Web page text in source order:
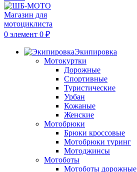
0 элемент 0 ₽
Экипировка
Мотокуртки
Дорожные
Спортивные
Туристические
Урбан
Кожаные
Женские
Мотобрюки
Брюки кроссовые
Мотобрюки туринг
Мотоджинсы
Мотоботы
Мотоботы дорожные